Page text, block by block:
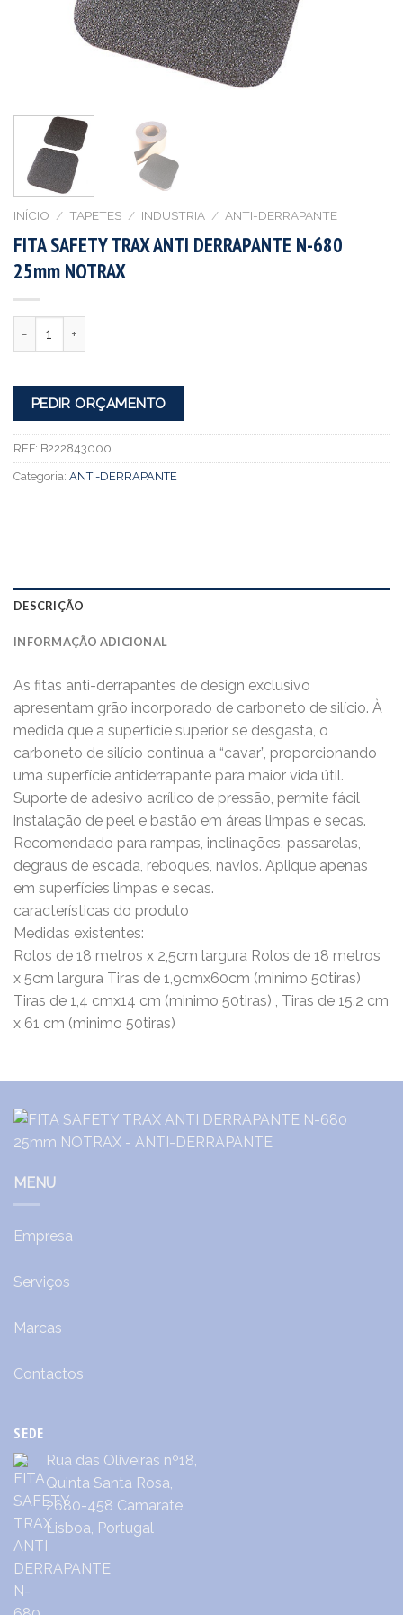
INÍCIO / TAPETES / INDUSTRIA / ANTI-DERRAPANTE
FITA SAFETY TRAX ANTI DERRAPANTE N-680
25mm NOTRAX
PEDIR ORÇAMENTO
REF: B222843000
Categoria: ANTI-DERRAPANTE
DESCRIÇÃO
INFORMAÇÃO ADICIONAL
As fitas anti-derrapantes de design exclusivo
apresentam grão incorporado de carboneto de silício. À
medida que a superfície superior se desgasta, o
carboneto de silício continua a “cavar”, proporcionando
uma superfície antiderrapante para maior vida útil.
Suporte de adesivo acrílico de pressão, permite fácil
instalação de peel e bastão em áreas limpas e secas.
Recomendado para rampas, inclinações, passarelas,
degraus de escada, reboques, navios. Aplique apenas
em superfícies limpas e secas.
características do produto
Medidas existentes:
Rolos de 18 metros x 2,5cm largura Rolos de 18 metros
x 5cm largura Tiras de 1,9cmx60cm (minimo 50tiras)
Tiras de 1,4 cmx14 cm (minimo 50tiras) , Tiras de 15.2 cm
x 61 cm (minimo 50tiras)
MENU
Empresa
Serviços
Marcas
Contactos
SEDE
Rua das Oliveiras nº18,
Quinta Santa Rosa,
2680-458 Camarate
Lisboa, Portugal